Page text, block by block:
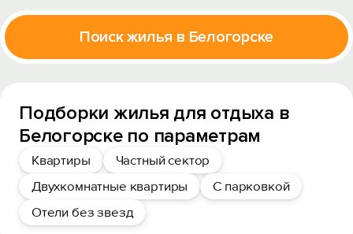
Поиск жилья в Белогорске
Подборки жилья для отдыха в
Белогорске по параметрам
Квартиры
Частный сектор
Двухкомнатные квартиры
С парковкой
Отели без звезд